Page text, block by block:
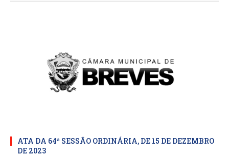
ATA DA 64ª SESSÃO ORDINÁRIA, DE 15 DE DEZEMBRO
DE 2023